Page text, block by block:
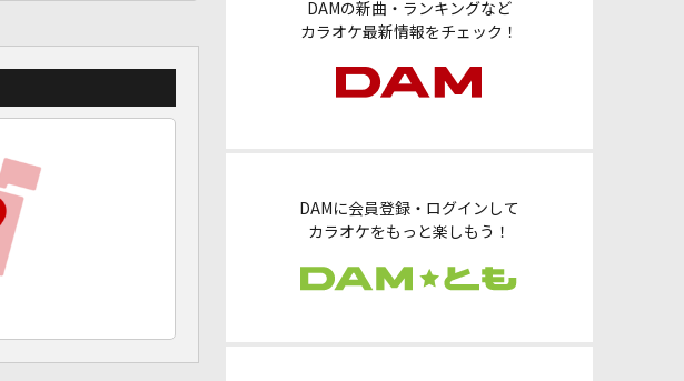
DAMの新曲・ランキングなど
カラオケ最新情報をチェック！
DAMに会員登録・ログインして
カラオケをもっと楽しもう！